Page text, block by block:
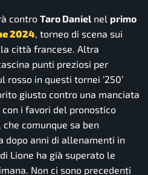
contro Taro Daniel nel primo
2024, torneo di scena sui
città francese. Altra
punti preziosi per
rosso in questi tornei ‘250’
giusto contro una manciata
i favori del pronostico
comunque sa ben
dopo anni di allenamenti in
Lione ha già superato le
Non ci sono precedenti